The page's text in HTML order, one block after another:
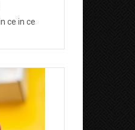
ce in ce